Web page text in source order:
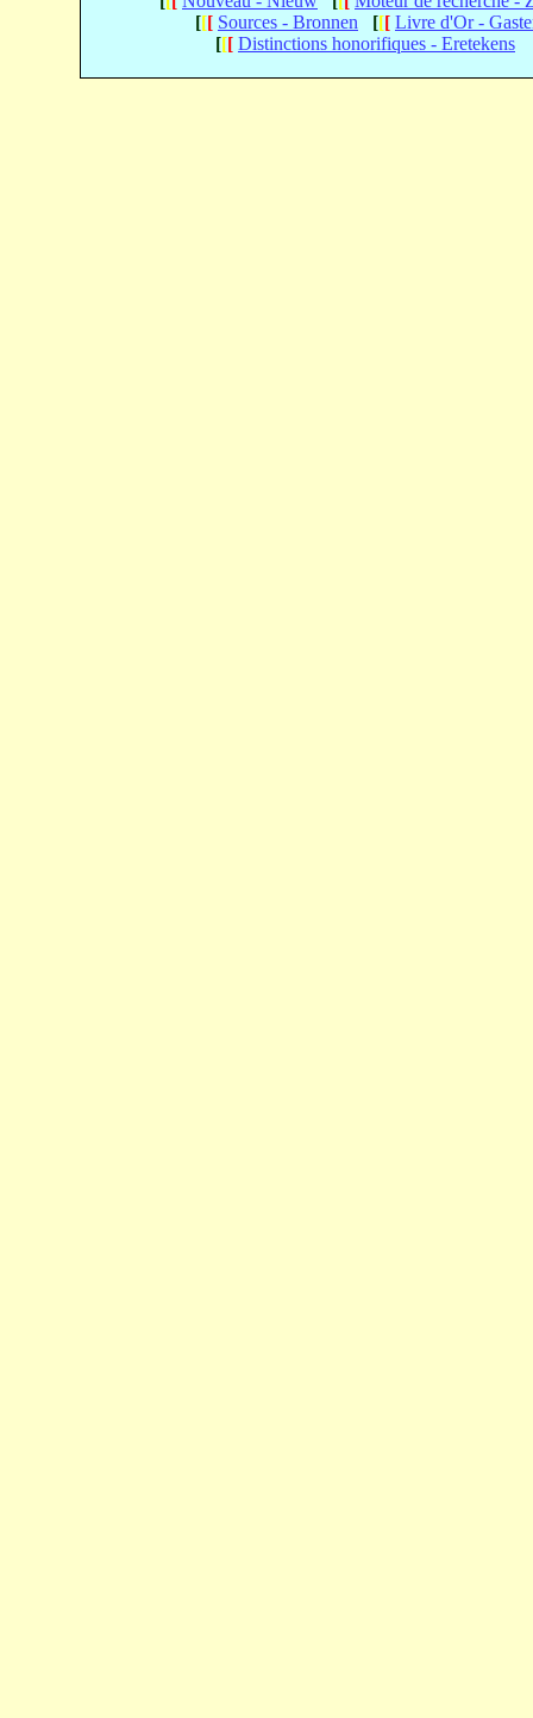
[[[ Sources - Bronnen [[[ Livre d'Or -
[[[ Distinctions honorifiques - Eretekens